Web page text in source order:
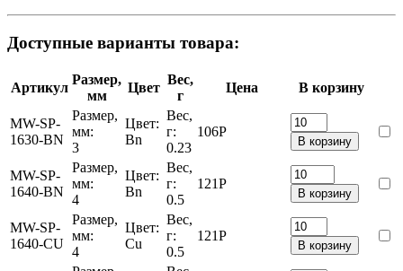
Доступные варианты товара:
Артикул
Размер,
мм
Цвет
Вес,
г
Цена В корзину
MW-SP-
1630-BN
Размер,
мм:
3
Цвет:
Bn
Вес,
г:
0.23
106Р
В корзину
MW-SP-
1640-BN
Размер,
мм:
4
Цвет:
Bn
Вес,
г:
0.5
121Р
В корзину
MW-SP-
1640-CU
Размер,
мм:
4
Цвет:
Cu
Вес,
г:
0.5
121Р
В корзину